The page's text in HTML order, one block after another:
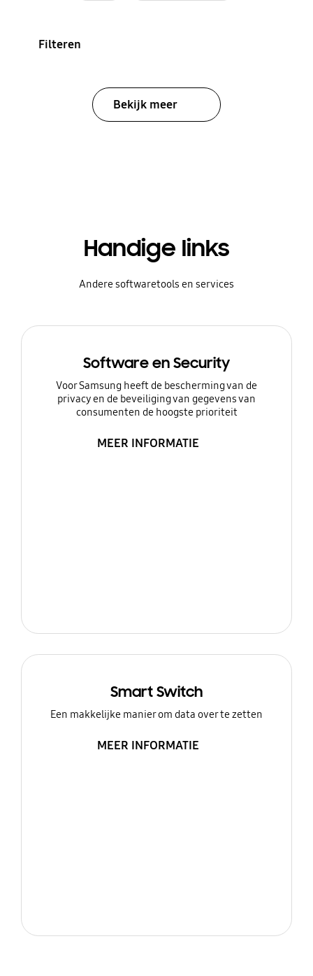
Filteren
Bekijk meer
Handige links
Andere softwaretools en services
Software en Security
Voor Samsung heeft de bescherming van de
privacy en de beveiliging van gegevens van
consumenten de hoogste prioriteit
MEER INFORMATIE
Smart Switch
Een makkelijke manier om data over te zetten
MEER INFORMATIE